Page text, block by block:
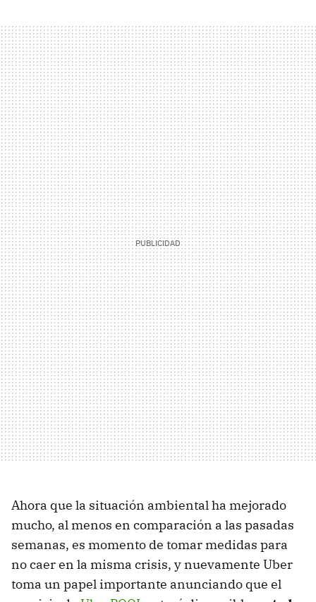
Ahora que la situación ambiental ha mejorado
mucho, al menos en comparación a las pasadas
semanas, es momento de tomar medidas para
no caer en la misma crisis, y nuevamente Uber
toma un papel importante anunciando que el